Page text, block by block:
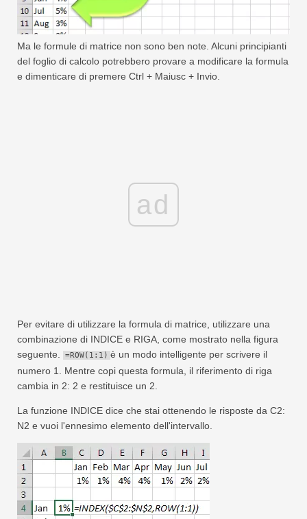
Ma le formule di matrice non sono ben note. Alcuni principianti
del foglio di calcolo potrebbero provare a modificare la formula
e dimenticare di premere Ctrl + Maiusc + Invio.
ad
Per evitare di utilizzare la formula di matrice, utilizzare una
combinazione di INDICE e RIGA, come mostrato nella figura
seguente.
=ROW(1:1) è un modo intelligente per scrivere il
numero 1. Mentre copi questa formula, il riferimento di riga
cambia in 2: 2 e restituisce un 2.
La funzione INDICE dice che stai ottenendo le risposte da C2:
N2 e vuoi l'ennesimo elemento dell'intervallo.